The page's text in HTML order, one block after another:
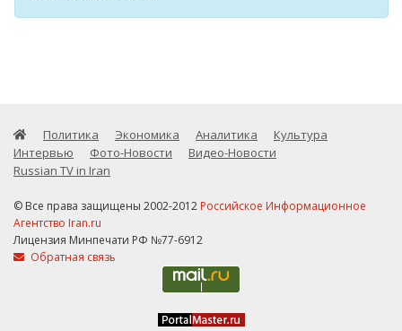
Политика Экономика Аналитика
Культура
Интервью
Фото-Новости
Видео-Новости
Russian TV in Iran
© Все права защищены 2002-2012 Российское Информационное
Агентство Iran.ru
Лицензия Минпечати РФ №77-6912
Обратная связь